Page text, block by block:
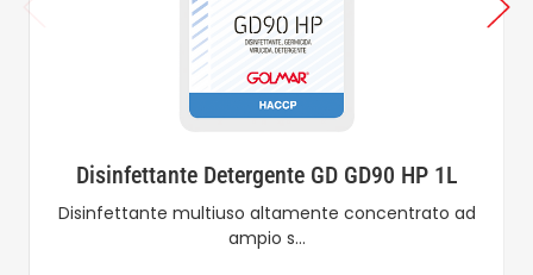
Disinfettante Detergente GD GD90 HP 1L
Disinfettante multiuso altamente concentrato ad
ampio s…